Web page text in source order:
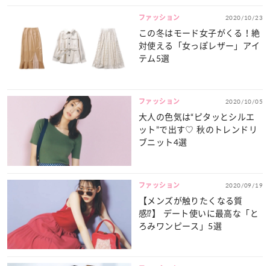
ファッション 2020/10/23
この冬はモード女子がくる！絶
対使える「女っぽレザー」アイ
テム5選
ファッション 2020/10/05
大人の色気は“ピタッとシルエ
ット”で出す♡ 秋のトレンドリ
ブニット4選
ファッション 2020/09/19
【メンズが触りたくなる質
感⁉】 デート使いに最高な「と
ろみワンピース」5選